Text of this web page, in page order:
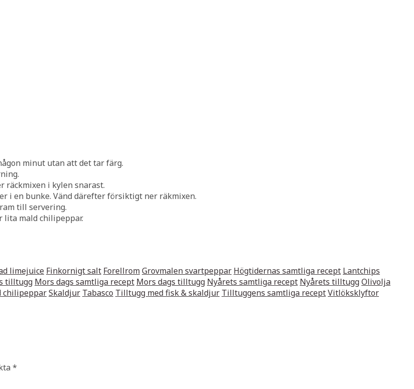
minut utan att det tar färg.
räckmixen i kylen snarast.
i en bunke. Vänd därefter försiktigt ner räkmixen.
till servering.
lita mald chilipeppar.
limejuice Finkornigt salt ForellromGrovmalen svartpeppar Högtidernas samtliga recept Lantchips
tilltugg Mors dags samtliga recept Mors dags tilltugg Nyårets samtliga recept Nyårets tilltuggOlivolja
chilipepparSkaldjur Tabasco Tilltugg med fisk & skaldjur Tilltuggens samtliga receptVitlöksklyftor
*